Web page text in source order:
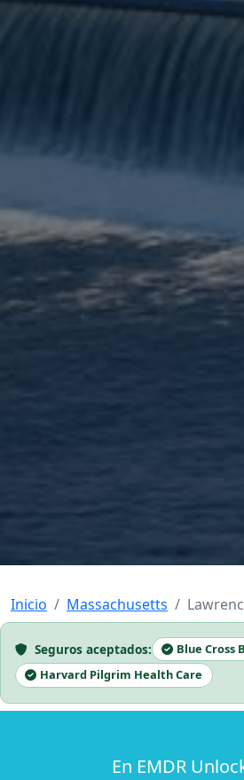
Inicio Massachusetts
Seguros aceptados: Blue Cross
Harvard Pilgrim Health Care
En EMDR